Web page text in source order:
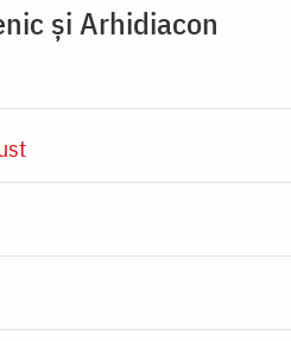
şi Arhidiacon